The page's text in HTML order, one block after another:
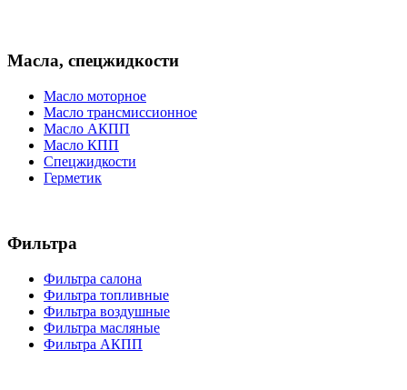
Масла, спецжидкости
Масло моторное
Масло трансмиссионное
Масло АКПП
Масло КПП
Спецжидкости
Герметик
Фильтра
Фильтра салона
Фильтра топливные
Фильтра воздушные
Фильтра масляные
Фильтра АКПП